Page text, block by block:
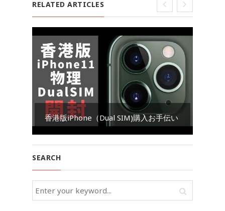
RELATED ARTICLES
香港版iPhone（Dual SIM)購入お手伝い
SEARCH